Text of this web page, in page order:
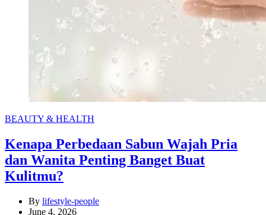
Categories
BEAUTY & HEALTH
Kenapa Perbedaan Sabun Wajah Pria
dan Wanita Penting Banget Buat
Kulitmu?
By lifestyle-people
June 4, 2026